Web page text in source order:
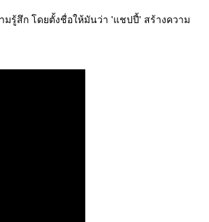
รู้สึก โดยตั้งชื่อให้มันว่า 'แชปปี้' สร้างความ